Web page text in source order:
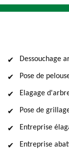
Dessouchage
Pose de
Elagage
Pose de
Entreprise
Entreprise